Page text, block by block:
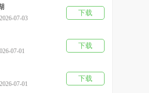
2026-07-03
下载
下载
下载